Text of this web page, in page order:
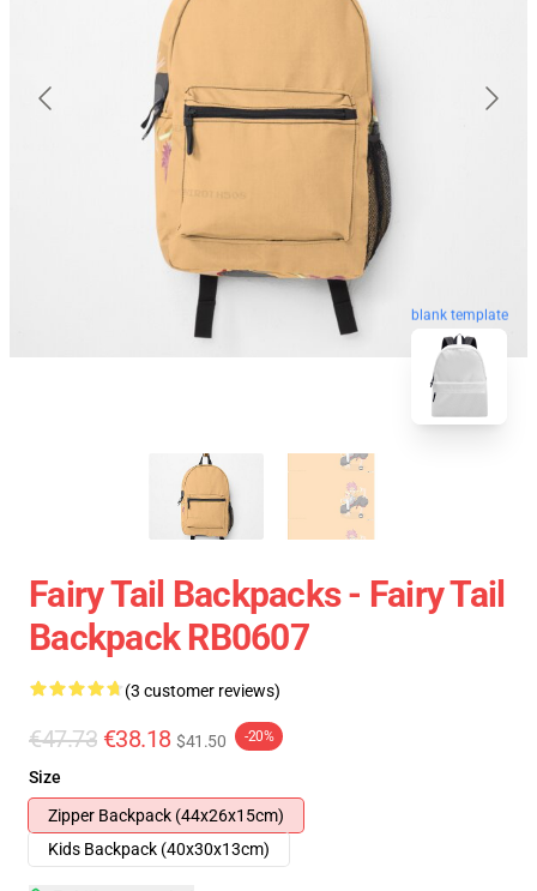
blank template
Fairy Tail Backpacks - Fairy Tail
Backpack RB0607
(3 customer reviews)
€47.73 €38.18 $41.50 -20%
Size
Zipper Backpack (44x26x15cm)
Kids Backpack (40x30x13cm)